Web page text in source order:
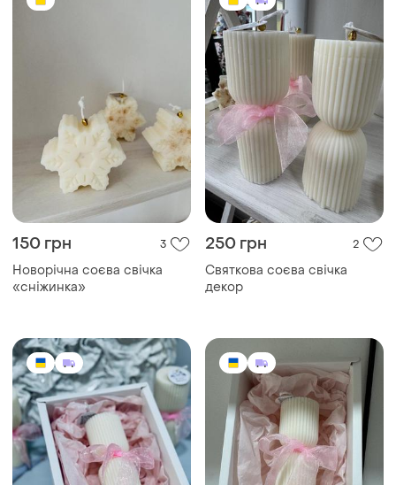
150 грн 3
Новорічна соєва свічка
«сніжинка»
250 грн 2
Святкова соєва свічка
декор